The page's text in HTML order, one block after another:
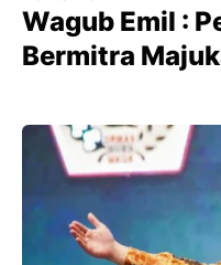
Wagub Emil :
Bermitra